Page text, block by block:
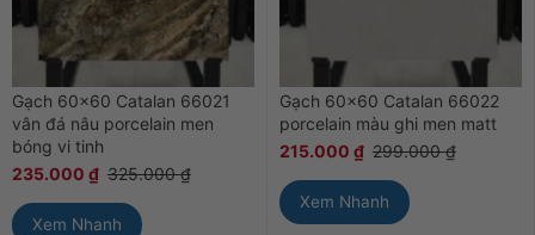
Gạch 60×60 Catalan 66021
vân đá nâu porcelain men
bóng vi tinh
235.000 ₫ 325.000₫
Xem Nhanh
Gạch 60×60 Catalan 66022
porcelain màu ghi men matt
215.000 ₫ 299.000₫
Xem Nhanh